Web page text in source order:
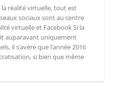
la réalité virtuelle, tout est
sociaux sont au centre
virtuelle et Facebook Si la
auparavant uniquement
il s’avère que l’année 2016
si bien que même